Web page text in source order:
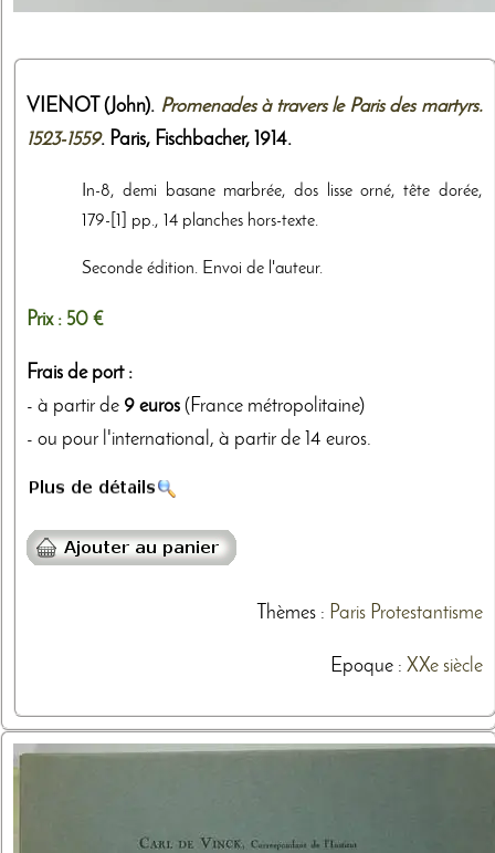
VIENOT (John). Promenades à travers le Paris des martyrs.
1523-1559. Paris, Fischbacher, 1914.
In-8, demi basane marbrée, dos lisse orné, tête dorée,
179-[1] pp., 14 planches hors-texte.
Seconde édition. Envoi de l'auteur.
Prix : 50 €
Frais de port :
- à partir de 9 euros (France métropolitaine)
- ou pour l'international, à partir de 14 euros.
Thèmes: Paris Protestantisme
Epoque : XXe siècle